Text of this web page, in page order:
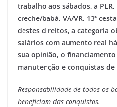
trabalho aos sábados, a
creche/babá, VA/VR, 13ª
destes direitos, a categoria
salários com aumento real
sua opinião, o
manutenção e conquistas de
Responsabilidade de todos os
beneficiam das conquistas.